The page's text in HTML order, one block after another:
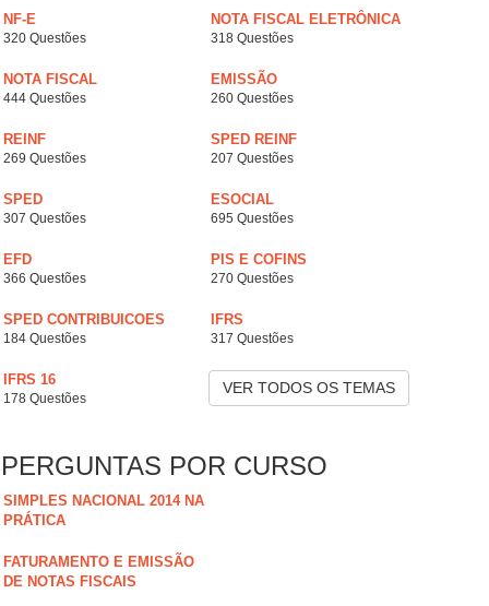
NF-E
320 Questões
NOTA FISCAL ELETRÔNICA
318 Questões
NOTA FISCAL
444 Questões
EMISSÃO
260 Questões
REINF
269 Questões
SPED REINF
207 Questões
SPED
307 Questões
ESOCIAL
695 Questões
EFD
366 Questões
PIS E COFINS
270 Questões
SPED CONTRIBUICOES
184 Questões
IFRS
317 Questões
IFRS 16
178 Questões
VER TODOS OS TEMAS
PERGUNTAS POR CURSO
SIMPLES NACIONAL 2014 NA
PRÁTICA
FATURAMENTO E EMISSÃO
DE NOTAS FISCAIS